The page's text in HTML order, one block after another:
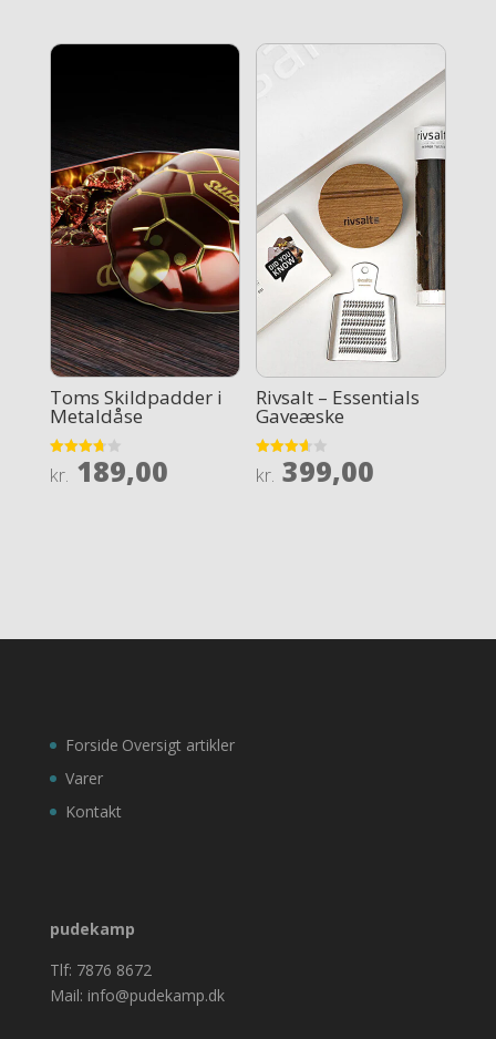
Toms Skildpadder i
Metaldåse
Rated
3.7
kr. 189,00
Rivsalt – Essentials
Gaveæske
Rated
3.6
kr. 399,00
Forside
Varer
Kontakt
Oversigt artikler
pudekamp
Tlf: 7876 8672
Mail: info@pudekamp.dk